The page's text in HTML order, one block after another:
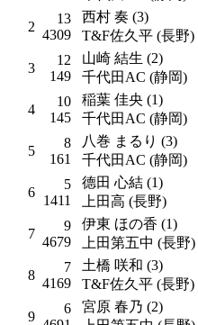
2
13
4309
西村 奏 (3)
T&F佐久平 (長野)
3
12
149
山崎 結生 (2)
千代田AC (静岡)
4
10
145
稲葉 佳央 (1)
千代田AC (静岡)
5
8
161
八巻 まるり (3)
千代田AC (静岡)
6
5
1411
德田 心結 (1)
上田高 (長野)
7
9
4679
伊東 ほの香 (1)
上田第五中 (長野)
8
7
4169
土橋 咲和 (3)
T&F佐久平 (長野)
9
6
宮原 春乃 (2)